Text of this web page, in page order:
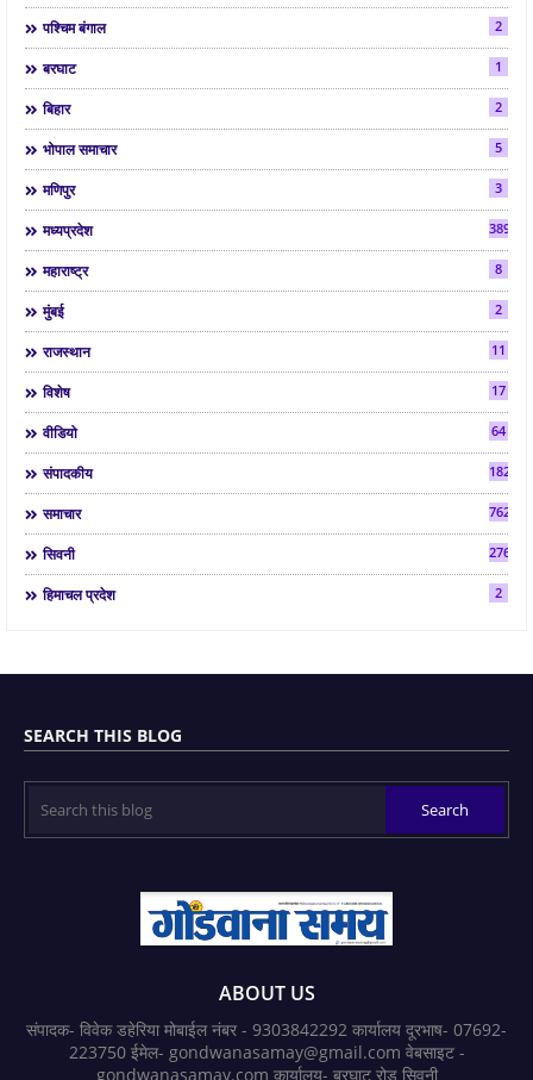
पश्चिम बंगाल 2
बरघाट 1
बिहार 2
भोपाल समाचार 5
मणिपुर 3
मध्यप्रदेश 3892
महाराष्ट्र 8
मुंबई 2
राजस्थान 11
विशेष 17
वीडियो 64
संपादकीय 182
समाचार 7624
सिवनी 2763
हिमाचल प्रदेश 2
SEARCH THIS BLOG
ABOUT US
संपादक- विवेक डहेरिया मोबाईल नंबर - 9303842292 कार्यालय दूरभाष- 07692-
223750 ईमेल- gondwanasamay@gmail.com वेबसाइट -
gondwanasamay.com कार्यालय- बरघाट रोड सिवनी